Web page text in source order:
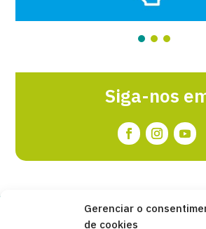
Gerenciar o
de cookies
Siga-nos
Copyleft 2025